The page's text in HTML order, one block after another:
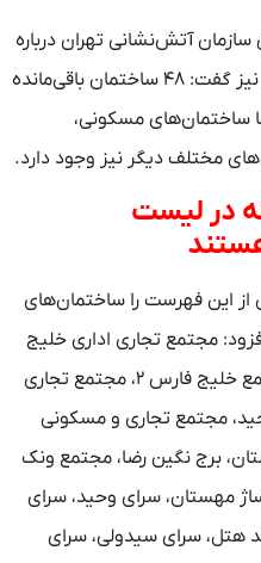
آتش‌نشانی تهران درباره
ترکیب کاربری ساختمان‌های بحرانی نیز گفت: ۴۸ ساختمان باقی‌مانده
ساختمان‌های مسکونی،
مختلف دیگر نیز وجود دارد.
در لیست
از این فهرست را ساختمان‌های
مجتمع تجاری اداری خلیج
فارس، بازارچه سنتی ستارخان، مجتمع خلیج فارس ۲، مجتمع تجاری
مجتمع تجاری و مسکونی
برج نگین رضا، مجتمع ونک
پاساژ مهستان، سرای وحید، سرای
هتل، سرای سیدولی، سرای